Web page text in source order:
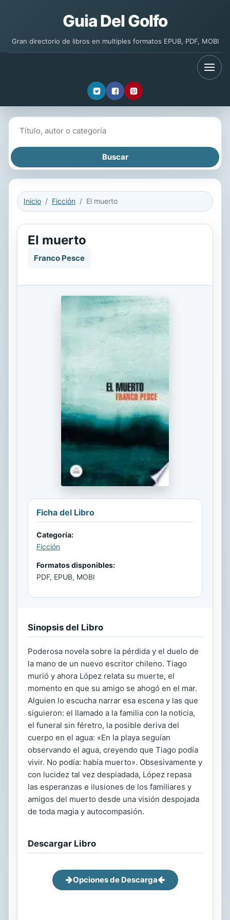
Guia Del Golfo
Gran directorio de libros en multiples formatos EPUB, PDF, MOBI
Inicio Ficción El muerto
El muerto
Franco Pesce
Ficha del Libro
Categoría:
Ficción
Formatos disponibles:
PDF, EPUB, MOBI
Sinopsis del Libro
Poderosa novela sobre la pérdida y el duelo de
la mano de un nuevo escritor chileno. Tiago
murió y ahora López relata su muerte, el
momento en que su amigo se ahogó en el mar.
Alguien lo escucha narrar esa escena y las que
siguieron: el llamado a la familia con la noticia,
el funeral sin féretro, la posible deriva del
cuerpo en el agua: «En la playa seguían
observando el agua, creyendo que Tiago podía
vivir. No podía: había muerto». Obsesivamente y
con lucidez tal vez despiadada, López repasa
las esperanzas e ilusiones de los familiares y
amigos del muerto desde una visión despojada
de toda magia y autocompasión.
Descargar Libro
Opciones de Descarga